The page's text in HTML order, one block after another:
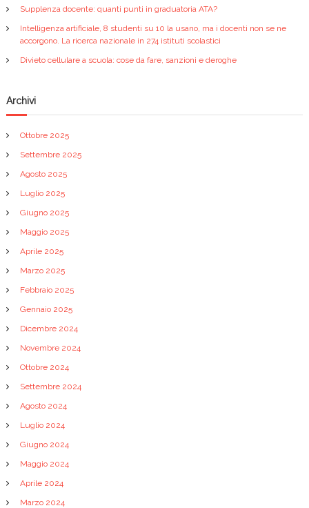
n
e
a
t
i
c
o
l
i
Supplenza docente: quanti punti in graduatoria ATA?
Intelligenza artificiale, 8 studenti su 10 la usano, ma i docenti non se ne
accorgono. La ricerca nazionale in 274 istituti scolastici
Divieto cellulare a scuola: cose da fare, sanzioni e deroghe
Archivi
Ottobre 2025
Settembre 2025
Agosto 2025
Luglio 2025
Giugno 2025
Maggio 2025
Aprile 2025
Marzo 2025
Febbraio 2025
Gennaio 2025
Dicembre 2024
Novembre 2024
Ottobre 2024
Settembre 2024
Agosto 2024
Luglio 2024
Giugno 2024
Maggio 2024
Aprile 2024
Marzo 2024